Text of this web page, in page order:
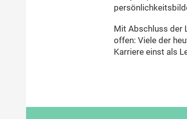
Mit Abschluss der
offen: Viele der
Karriere einst als